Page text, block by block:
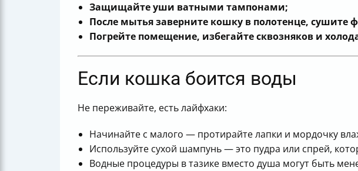
Защищайте уши ватными тампонами;
После мытья заверните кошку в полотенце, сушите
Погрейте помещение, избегайте сквозняков и
Если кошка боится воды
Не переживайте, есть лайфхаки:
Начинайте с малого — протирайте лапки и мордочку
Используйте сухой шампунь — это пудра или спрей,
Водные процедуры в тазике вместо душа могут быть